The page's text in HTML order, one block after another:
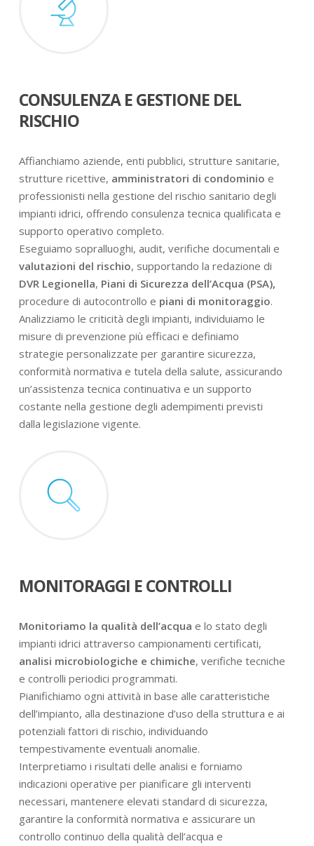
CONSULENZA E GESTIONE DEL
RISCHIO
Affianchiamo aziende, enti pubblici, strutture sanitarie,
strutture ricettive, amministratori di condominio e
professionisti nella gestione del rischio sanitario degli
impianti idrici, offrendo consulenza tecnica qualificata e
supporto operativo completo.
Eseguiamo sopralluoghi, audit, verifiche documentali e
valutazioni del rischio, supportando la redazione di
DVR Legionella, Piani di Sicurezza dell’Acqua (PSA),
procedure di autocontrollo e piani di monitoraggio.
Analizziamo le criticità degli impianti, individuiamo le
misure di prevenzione più efficaci e definiamo
strategie personalizzate per garantire sicurezza,
conformità normativa e tutela della salute, assicurando
un’assistenza tecnica continuativa e un supporto
costante nella gestione degli adempimenti previsti
dalla legislazione vigente.
MONITORAGGI E CONTROLLI
Monitoriamo la qualità dell’acqua e lo stato degli
impianti idrici attraverso campionamenti certificati,
analisi microbiologiche e chimiche, verifiche tecniche
e controlli periodici programmati.
Pianifichiamo ogni attività in base alle caratteristiche
dell’impianto, alla destinazione d’uso della struttura e ai
potenziali fattori di rischio, individuando
tempestivamente eventuali anomalie.
Interpretiamo i risultati delle analisi e forniamo
indicazioni operative per pianificare gli interventi
necessari, mantenere elevati standard di sicurezza,
garantire la conformità normativa e assicurare un
controllo continuo della qualità dell’acqua e